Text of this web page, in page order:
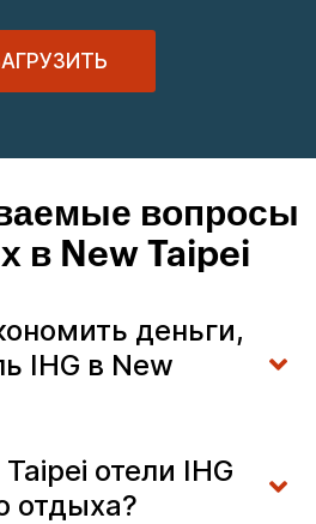
вопросы
в New Taipei
деньги,
IHG в New
отели IHG
отдыха?